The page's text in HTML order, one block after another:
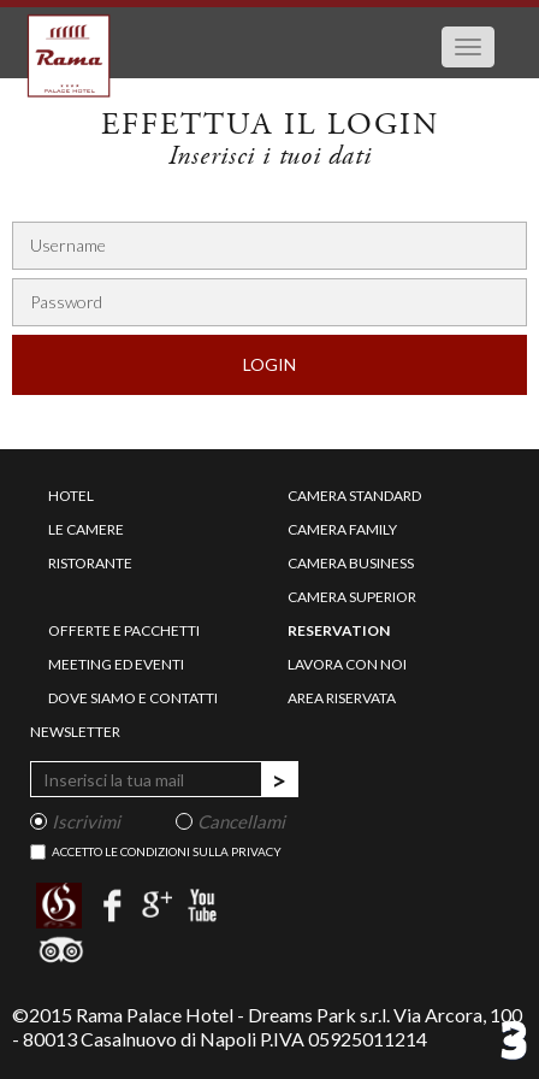
Toggle
EFFETTUA IL LOGIN
Inserisci i tuoi dati
HOTEL
LE CAMERE
RISTORANTE
CAMERA STANDARD
CAMERA FAMILY
CAMERA BUSINESS
CAMERA SUPERIOR
OFFERTE E PACCHETTI
MEETING ED EVENTI
DOVE SIAMO E CONTATTI
RESERVATION
LAVORA CON NOI
AREA RISERVATA
NEWSLETTER
Iscrivimi Cancellami
ACCETTO LE CONDIZIONI SULLA PRIVACY
©2015 Rama Palace Hotel - Dreams Park s.r.l. Via Arcora, 100
- 80013 Casalnuovo di Napoli P.IVA 05925011214